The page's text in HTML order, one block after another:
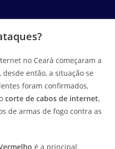
no Ceará começaram a
então, a situação se
foram confirmados,
corte de cabos de internet,
de armas de fogo contra as
é a principal